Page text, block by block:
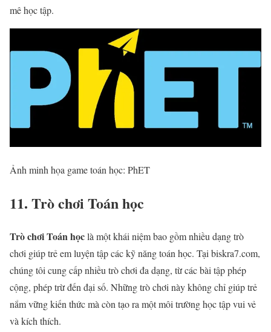
mê học tập.
Ảnh minh họa game toán học: PhET
11. Trò chơi Toán học
Trò chơi Toán họclà một khái niệm bao gồm nhiều dạng trò
chơi giúp trẻ em luyện tập các kỹ năng toán học. Tại biskra7.com,
chúng tôi cung cấp nhiều trò chơi đa dạng, từ các bài tập phép
cộng, phép trừ đến đại số. Những trò chơi này không chỉ giúp trẻ
nắm vững kiến thức mà còn tạo ra một môi trường học tập vui vẻ
và kích thích.